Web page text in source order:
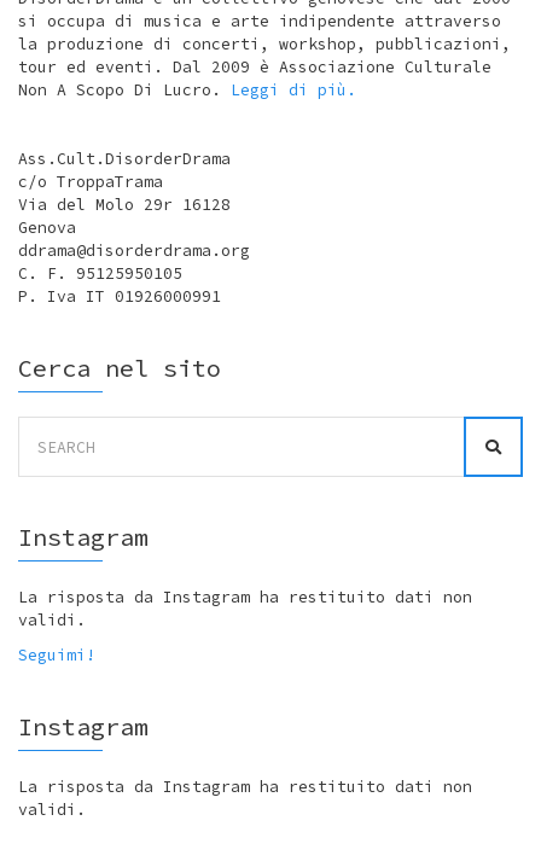
si occupa di musica e arte indipendente attraverso
la produzione di concerti, workshop, pubblicazioni,
tour ed eventi. Dal 2009 è Associazione Culturale
Non A Scopo Di Lucro. Leggi di più.
Ass.Cult.DisorderDrama
c/o TroppaTrama
Via del Molo 29r 16128
Genova
ddrama@disorderdrama.org
C. F. 95125950105
P. Iva IT 01926000991
Cerca nel sito
for:
Instagram
La risposta da Instagram ha restituito dati non
validi.
Seguimi!
Instagram
La risposta da Instagram ha restituito dati non
validi.